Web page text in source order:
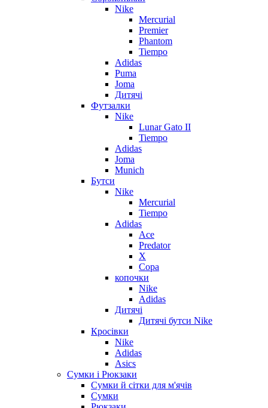
Nike
Mercurial
Premier
Phantom
Tiempo
Adidas
Puma
Joma
Дитячі
Футзалки
Nike
Lunar Gato II
Tiempo
Adidas
Joma
Munich
Бутси
Nike
Mercurial
Tiempo
Adidas
Ace
Predator
X
Copa
копочки
Nike
Adidas
Дитячі
Дитячі бутси Nike
Кросівки
Nike
Adidas
Asics
Сумки і Рюкзаки
Сумки й сітки для м'ячів
Сумки